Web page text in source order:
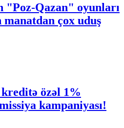
"Poz-Qazan" oyunları
çox uduş
özəl 1%
kampaniyası!